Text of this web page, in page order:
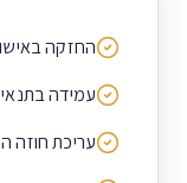
החזקה
עמידה
עריכת חוזה